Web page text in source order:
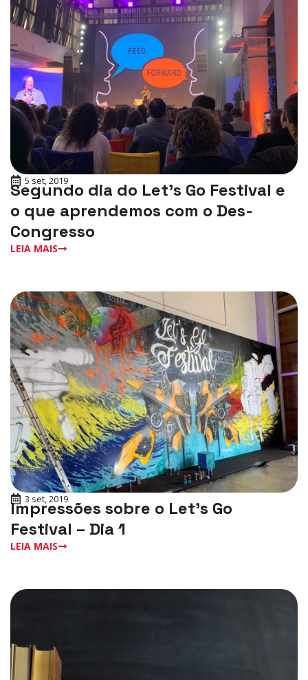
5 set, 2019
Segundo dia do Let’s Go Festival e
o que aprendemos com o Des-
Congresso
LEIA MAIS
3 set, 2019
Impressões sobre o Let’s Go
Festival – Dia 1
LEIA MAIS